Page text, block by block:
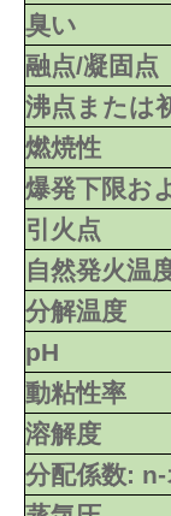
臭い
融点/凝固点
沸点または
燃焼性
爆発下限お
引火点
自然発火温
分解温度
pH
動粘性率
溶解度
分配係数: